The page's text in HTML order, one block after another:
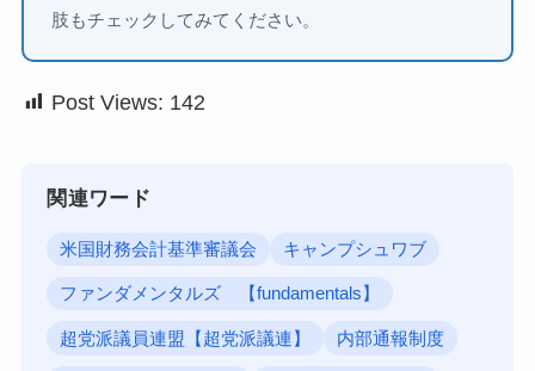
肢もチェックしてみてください。
Post Views: 142
関連ワード
米国財務会計基準審議会 キャンプシュワブ
ファンダメンタルズ 【fundamentals】
超党派議員連盟【超党派議連】 内部通報制度